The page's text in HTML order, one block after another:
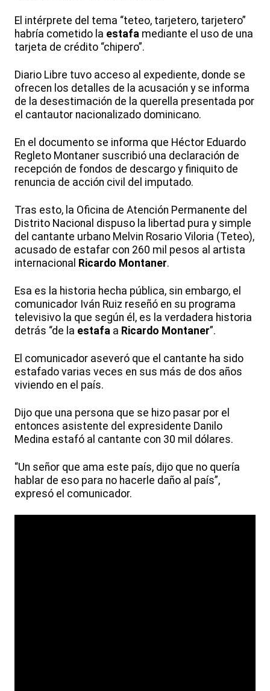
El intérprete del tema “teteo, tarjetero, tarjetero”
habría cometido la estafa mediante el uso de una
tarjeta de crédito “chipero”.
Diario Libre tuvo acceso al expediente, donde se
ofrecen los detalles de la acusación y se informa
de la desestimación de la querella presentada por
el cantautor nacionalizado dominicano.
En el documento se informa que Héctor Eduardo
Regleto Montaner suscribió una declaración de
recepción de fondos de descargo y finiquito de
renuncia de acción civil del imputado.
Tras esto, la Oficina de Atención Permanente del
Distrito Nacional dispuso la libertad pura y simple
del cantante urbano Melvin Rosario Viloria (Teteo),
acusado de estafar con 260 mil pesos al artista
internacional Ricardo Montaner.
Esa es la historia hecha pública, sin embargo, el
comunicador Iván Ruiz reseñó en su programa
televisivo la que según él, es la verdadera historia
detrás “de la estafa a Ricardo Montaner”.
El comunicador aseveró que el cantante ha sido
estafado varias veces en sus más de dos años
viviendo en el país.
Dijo que una persona que se hizo pasar por el
entonces asistente del expresidente Danilo
Medina estafó al cantante con 30 mil dólares.
“Un señor que ama este país, dijo que no quería
hablar de eso para no hacerle daño al país”,
expresó el comunicador.